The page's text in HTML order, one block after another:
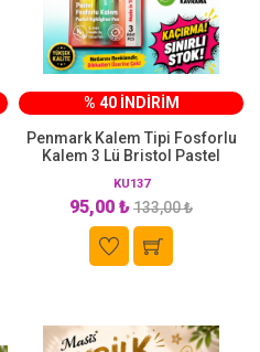
% 40 İNDİRİM
Penmark Kalem Tipi Fosforlu
Kalem 3 Lü Bristol Pastel
KU137
95,00 ₺133,00 ₺